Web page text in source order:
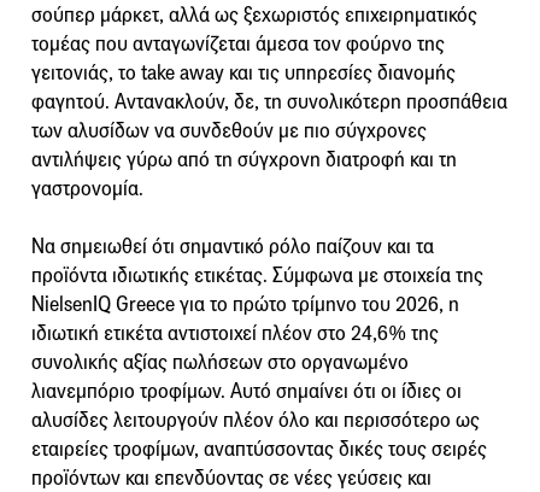
σούπερ μάρκετ, αλλά ως ξεχωριστός επιχειρηματικός
τομέας που ανταγωνίζεται άμεσα τον φούρνο της
γειτονιάς, το take away και τις υπηρεσίες διανομής
φαγητού. Αντανακλούν, δε, τη συνολικότερη προσπάθεια
των αλυσίδων να συνδεθούν με πιο σύγχρονες
αντιλήψεις γύρω από τη σύγχρονη διατροφή και τη
γαστρονομία.
Να σημειωθεί ότι σημαντικό ρόλο παίζουν και τα
προϊόντα ιδιωτικής ετικέτας. Σύμφωνα με στοιχεία της
NielsenIQ Greece για το πρώτο τρίμηνο του 2026, η
ιδιωτική ετικέτα αντιστοιχεί πλέον στο 24,6% της
συνολικής αξίας πωλήσεων στο οργανωμένο
λιανεμπόριο τροφίμων. Αυτό σημαίνει ότι οι ίδιες οι
αλυσίδες λειτουργούν πλέον όλο και περισσότερο ως
εταιρείες τροφίμων, αναπτύσσοντας δικές τους σειρές
προϊόντων και επενδύοντας σε νέες γεύσεις και